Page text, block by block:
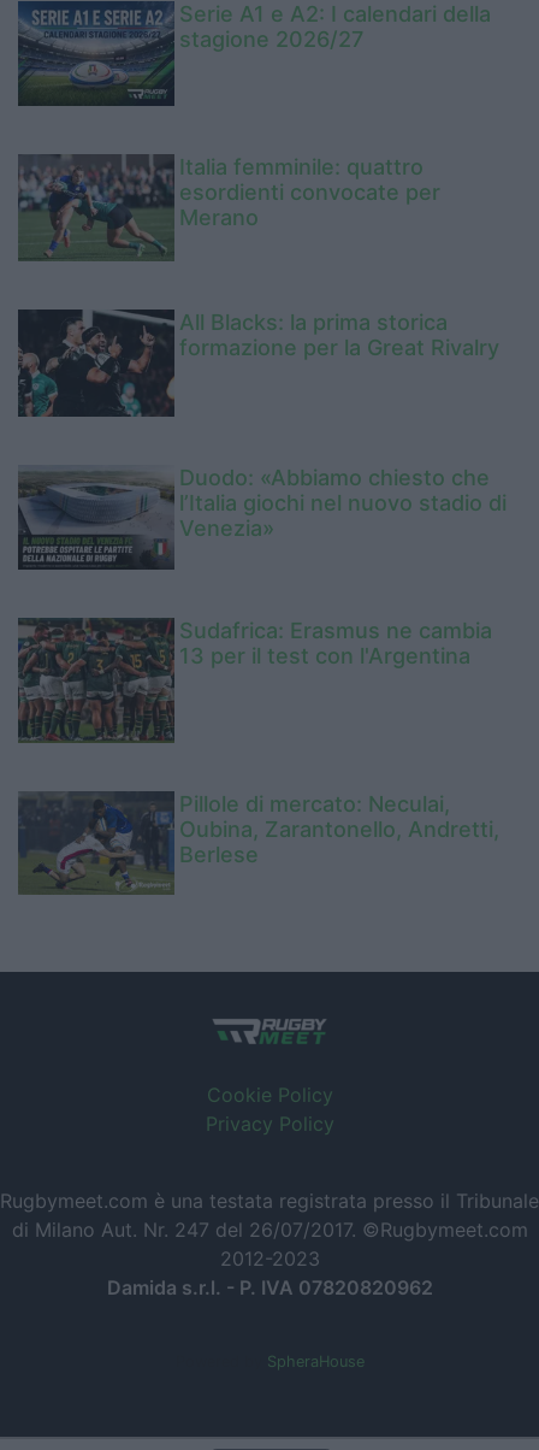
Serie A1 e A2: I calendari della
stagione 2026/27
Italia femminile: quattro
esordienti convocate per
Merano
All Blacks: la prima storica
formazione per la Great Rivalry
Duodo: «Abbiamo chiesto che
l’Italia giochi nel nuovo stadio di
Venezia»
Sudafrica: Erasmus ne cambia
13 per il test con l'Argentina
Pillole di mercato: Neculai,
Oubina, Zarantonello, Andretti,
Berlese
Cookie Policy
Privacy Policy
Rugbymeet.com è una testata registrata presso il Tribunale
di Milano Aut. Nr. 247 del 26/07/2017. ©Rugbymeet.com
2012-2023
Damida s.r.l. - P. IVA 07820820962
SpheraHouse